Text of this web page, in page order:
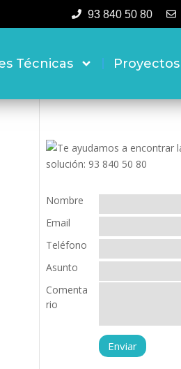
93 840 50 80
Técnicas Proyectos
Nombre
Email
Teléfono
Asunto
Comenta
rio